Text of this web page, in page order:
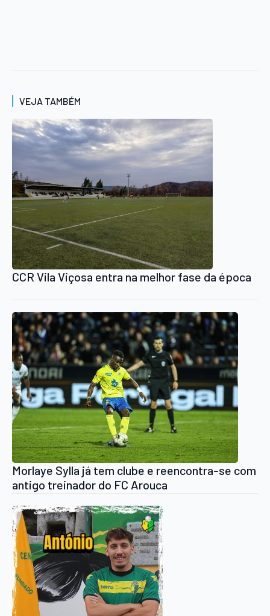
VEJA TAMBÉM
CCR Vila Viçosa entra na melhor fase da época
Morlaye Sylla já tem clube e reencontra-se com
antigo treinador do FC Arouca